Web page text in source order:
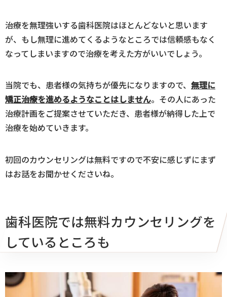
治療を無理強いする歯科医院はほとんどないと思います
が、もし無理に進めてくるようなところでは信頼感もなく
なってしまいますので治療を考えた方がいいでしょう。
当院でも、患者様の気持ちが優先になりますので、 無理に
矯正治療を進めるようなことはしません。その人にあった
治療計画をご提案させていただき、患者様が納得した上で
治療を始めていきます。
初回のカウンセリングは無料ですので不安に感じずにまず
はお話をお聞かせくださいね。
歯科医院では無料カウンセリングを
しているところも